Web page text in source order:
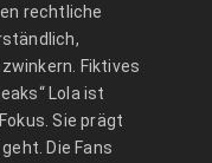
rechtliche
Fiktives
Lola ist
Sie prägt
Die Fans